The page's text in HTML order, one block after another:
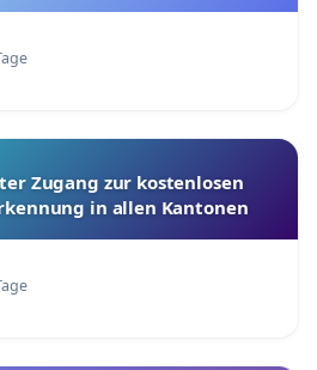
Zugang zur kostenlosen
in allen Kantonen